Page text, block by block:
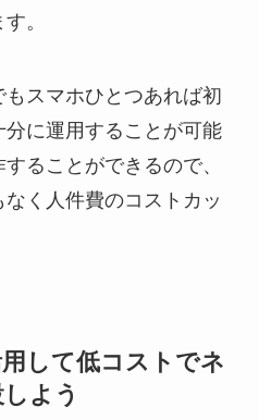
。
スマホひとつあれば初
に運用することが可能
ることができるので、
く人件費のコストカッ
して低コストでネ
よう